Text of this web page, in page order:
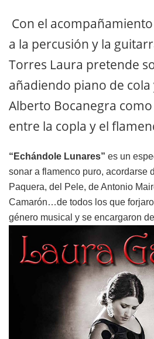
Con el
a la percusión y la
Torres Laura pretende
añadiendo piano de
Alberto Bocanegra
entre la copla y el
“Echándole Lunares” es un
sonar a flamenco puro, acordarse
Paquera, del Pele, de Antonio
Camarón…de todos los que
género musical y se encargaron